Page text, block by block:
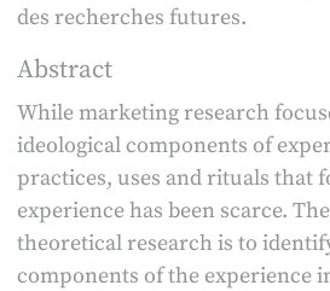
des recherches futures.
Abstract
While marketing research
ideological components of
practices, uses and rituals that
experience has been scarce.
theoretical research is to
components of the experience